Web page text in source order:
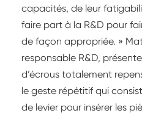
capacités, de leur
faire part à la R&D pour
de façon appropriée. »
responsable R&D,
d’écrous totalement
le geste répétitif qui
de levier pour insérer les